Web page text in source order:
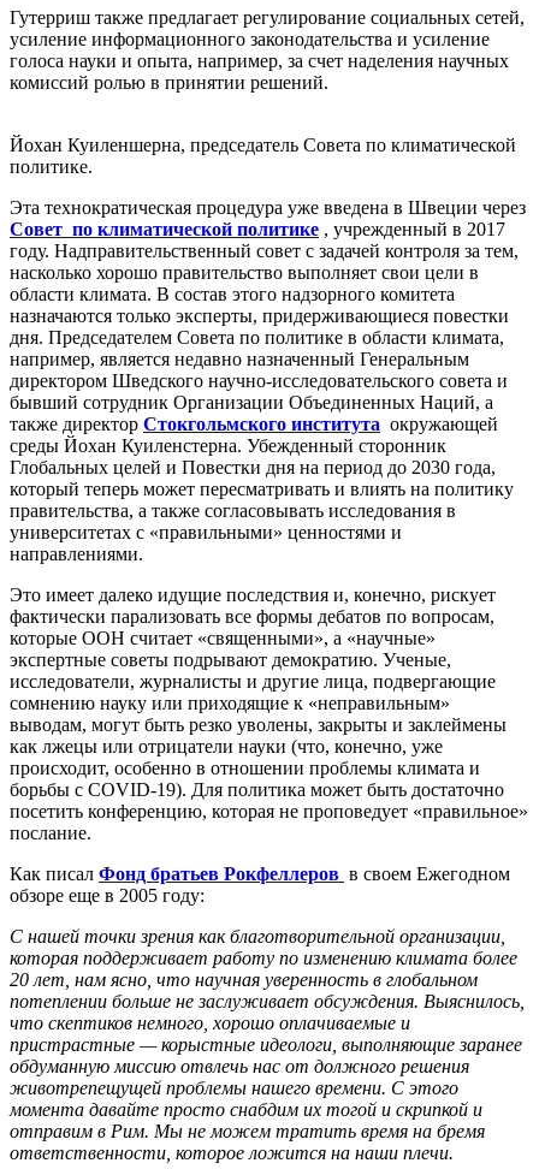
Гутерриш также предлагает регулирование социальных сетей,
усиление информационного законодательства и усиление
голоса науки и опыта, например, за счет наделения научных
комиссий ролью в принятии решений.
Йохан Куиленшерна, председатель Совета по климатической
политике.
Эта технократическая процедура уже введена в Швеции через
Совет по климатической политике , учрежденный в 2017
году. Надправительственный совет с задачей контроля за тем,
насколько хорошо правительство выполняет свои цели в
области климата. В состав этого надзорного комитета
назначаются только эксперты, придерживающиеся повестки
дня. Председателем Совета по политике в области климата,
например, является недавно назначенный Генеральным
директором Шведского научно-исследовательского совета и
бывший сотрудник Организации Объединенных Наций, а
также директор Стокгольмского института окружающей
среды Йохан Куиленстерна. Убежденный сторонник
Глобальных целей и Повестки дня на период до 2030 года,
который теперь может пересматривать и влиять на политику
правительства, а также согласовывать исследования в
университетах с «правильными» ценностями и
направлениями.
Это имеет далеко идущие последствия и, конечно, рискует
фактически парализовать все формы дебатов по вопросам,
которые ООН считает «священными», а «научные»
экспертные советы подрывают демократию. Ученые,
исследователи, журналисты и другие лица, подвергающие
сомнению науку или приходящие к «неправильным»
выводам, могут быть резко уволены, закрыты и заклеймены
как лжецы или отрицатели науки (что, конечно, уже
происходит, особенно в отношении проблемы климата и
борьбы с COVID-19). Для политика может быть достаточно
посетить конференцию, которая не проповедует «правильное»
послание.
Как писал Фонд братьев Рокфеллеров в своем Ежегодном
обзоре еще в 2005 году:
С нашей точки зрения как благотворительной организации,
которая поддерживает работу по изменению климата более
20 лет, нам ясно, что научная уверенность в глобальном
потеплении больше не заслуживает обсуждения. Выяснилось,
что скептиков немного, хорошо оплачиваемые и
пристрастные — корыстные идеологи, выполняющие заранее
обдуманную миссию отвлечь нас от должного решения
животрепещущей проблемы нашего времени. С этого
момента давайте просто снабдим их тогой и скрипкой и
отправим в Рим. Мы не можем тратить время на бремя
ответственности, которое ложится на наши плечи.